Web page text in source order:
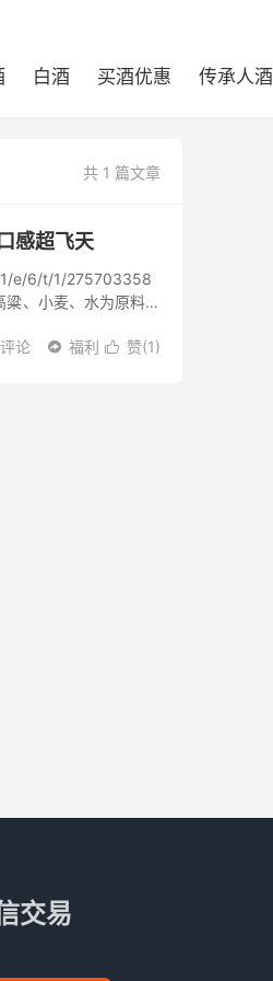
白酒 买酒优惠 传承人酒
共 1 篇文章
感超飞天
e/6/t/1/275703358
、小麦、水为原料，
 赞(1)
论  福利
交易